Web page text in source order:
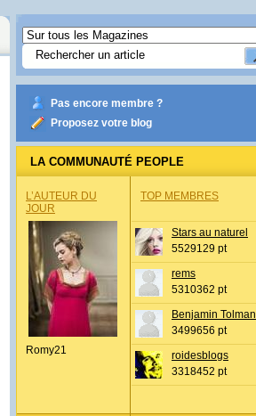
Pas encore membre ?
Proposez votre blog
LA COMMUNAUTÉ PEOPLE
L’AUTEUR DU
JOUR
Romy21
TOP MEMBRES
Stars au naturel
5529129 pt
rems
5310362 pt
Benjamin Tolman
3499656 pt
roidesblogs
3318452 pt